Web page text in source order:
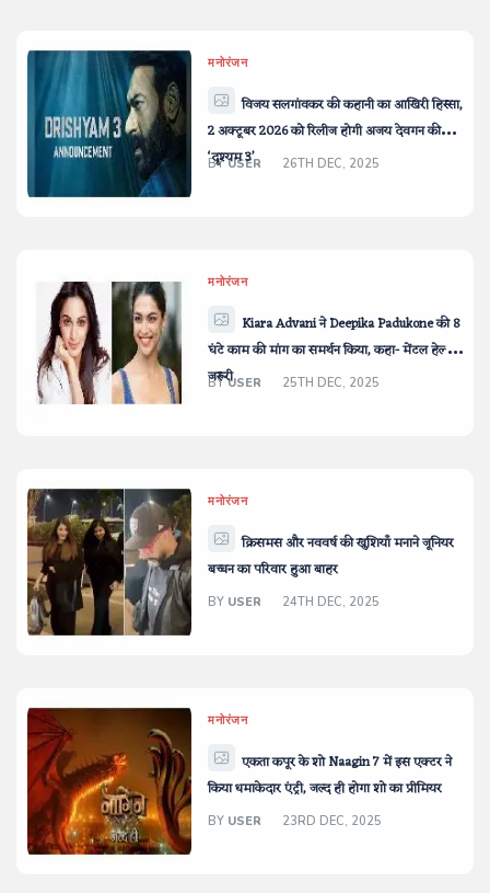
मनोरंजन
विजय सलगांवकर की कहानी का आखिरी हिस्सा,
2 अक्टूबर 2026 को रिलीज होगी अजय देवगन की
‘दृश्यम 3’
BYUSER 26TH DEC, 2025
मनोरंजन
Kiara Advani ने Deepika Padukone की 8
घंटे काम की मांग का समर्थन किया, कहा- मेंटल हेल्थ
जरूरी
BYUSER 25TH DEC, 2025
मनोरंजन
क्रिसमस और नववर्ष की खुशियाँ मनाने जूनियर
बच्चन का परिवार हुआ बाहर
BY USER 24TH DEC, 2025
मनोरंजन
एकता कपूर के शो Naagin 7 में इस एक्टर ने
किया धमाकेदार एंट्री, जल्द ही होगा शो का प्रीमियर
BY USER 23RD DEC, 2025